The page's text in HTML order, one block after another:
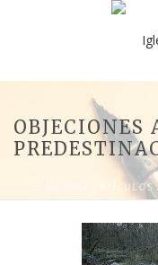
OBJECIONES
/ ARTÍCULOS/